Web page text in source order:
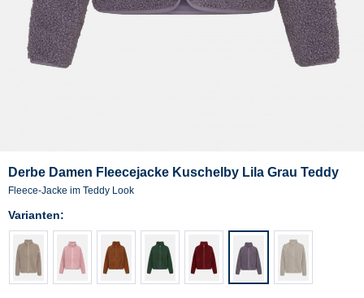
Derbe Damen Fleecejacke Kuschelby Lila Grau Teddy
Fleece-Jacke im Teddy Look
Varianten: